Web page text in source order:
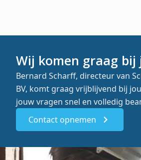
Wij komen graag bij
Bernard Scharff, directeur van
BV, komt graag vrijblijvend bij
jouw vragen snel en volledig
Contact opnemen